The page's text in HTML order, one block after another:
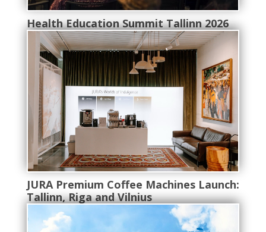
Health Education Summit Tallinn 2026
JURA Premium Coffee Machines Launch:
Tallinn, Riga and Vilnius